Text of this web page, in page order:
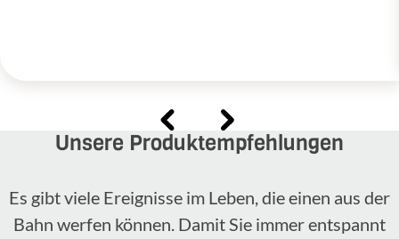
Unsere Produktempfehlungen
Es gibt viele Ereignisse im Leben, die einen aus der
Bahn werfen können. Damit Sie immer entspannt